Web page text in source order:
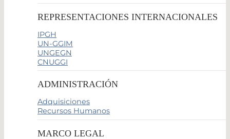
REPRESENTACIONES INTERNACIONALES
IPGH
UN-GGIM
UNGEGN
CNUGGI
ADMINISTRACIÓN
Adquisiciones
Recursos Humanos
MARCO LEGAL